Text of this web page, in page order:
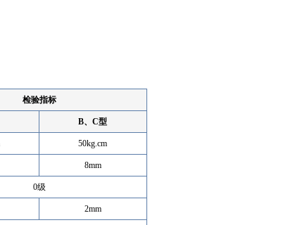
检验指标
B、C型
50kg.cm
8mm
0级
2mm